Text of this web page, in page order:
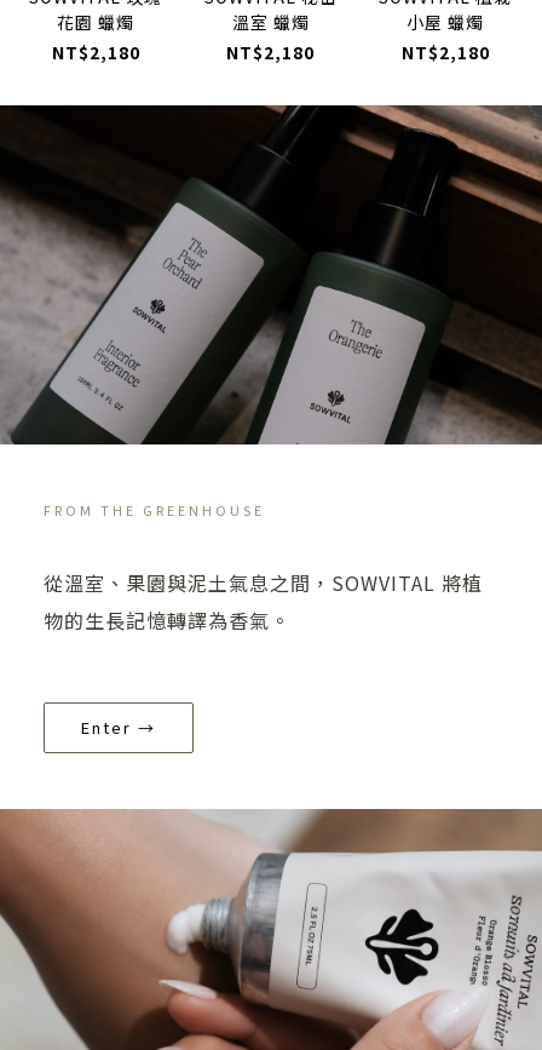
花園 蠟燭
NT$2,180
溫室 蠟燭
NT$2,180
小屋 蠟燭
NT$2,180
FROM THE GREENHOUSE
從溫室、果園與泥土氣息之間，SOWVITAL 將植
物的生長記憶轉譯為香氣。
Enter →